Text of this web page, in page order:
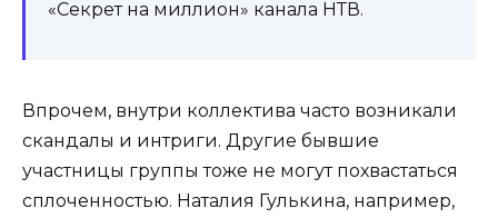
«Секрет на миллион» канала НТВ.
Впрочем, внутри коллектива часто возникали
скандалы и интриги. Другие бывшие
участницы группы тоже не могут похвастаться
сплоченностью. Наталия Гулькина, например,